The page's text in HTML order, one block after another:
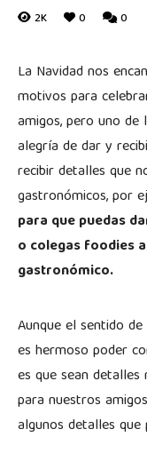
2K 0 0
La Navidad nos
motivos para
amigos, pero uno
alegría de dar y
recibir detalles que
gastronómicos, por
para que puedas
o colegas foodies
gastronómico.
Aunque el sentido
es hermoso poder
es que sean
para nuestros
algunos detalles que